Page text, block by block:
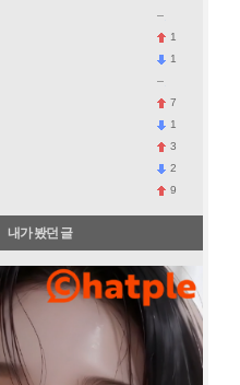
1
1
7
1
3
2
9
내가 봤던 글